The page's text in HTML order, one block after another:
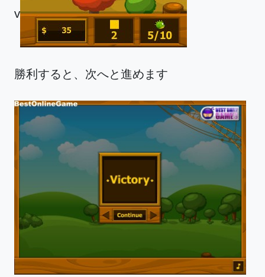
v
勝利すると、次へと進めます